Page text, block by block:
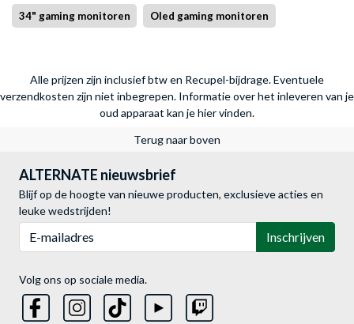
34" gaming monitoren Oled gaming monitoren
Alle prijzen zijn inclusief btw en Recupel-bijdrage. Eventuele
verzendkosten zijn niet inbegrepen. Informatie over het inleveren van je
oud apparaat kan je hier vinden.
Terug naar boven
ALTERNATE nieuwsbrief
Blijf op de hoogte van nieuwe producten, exclusieve acties en
leuke wedstrijden!
Inschrijven
Volg ons op sociale media.